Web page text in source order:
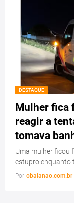
DESTAQUE
Mulher fica
reagir a
tomava
Uma mulher ficou
estupro enquanto
Por obaianao.com.br